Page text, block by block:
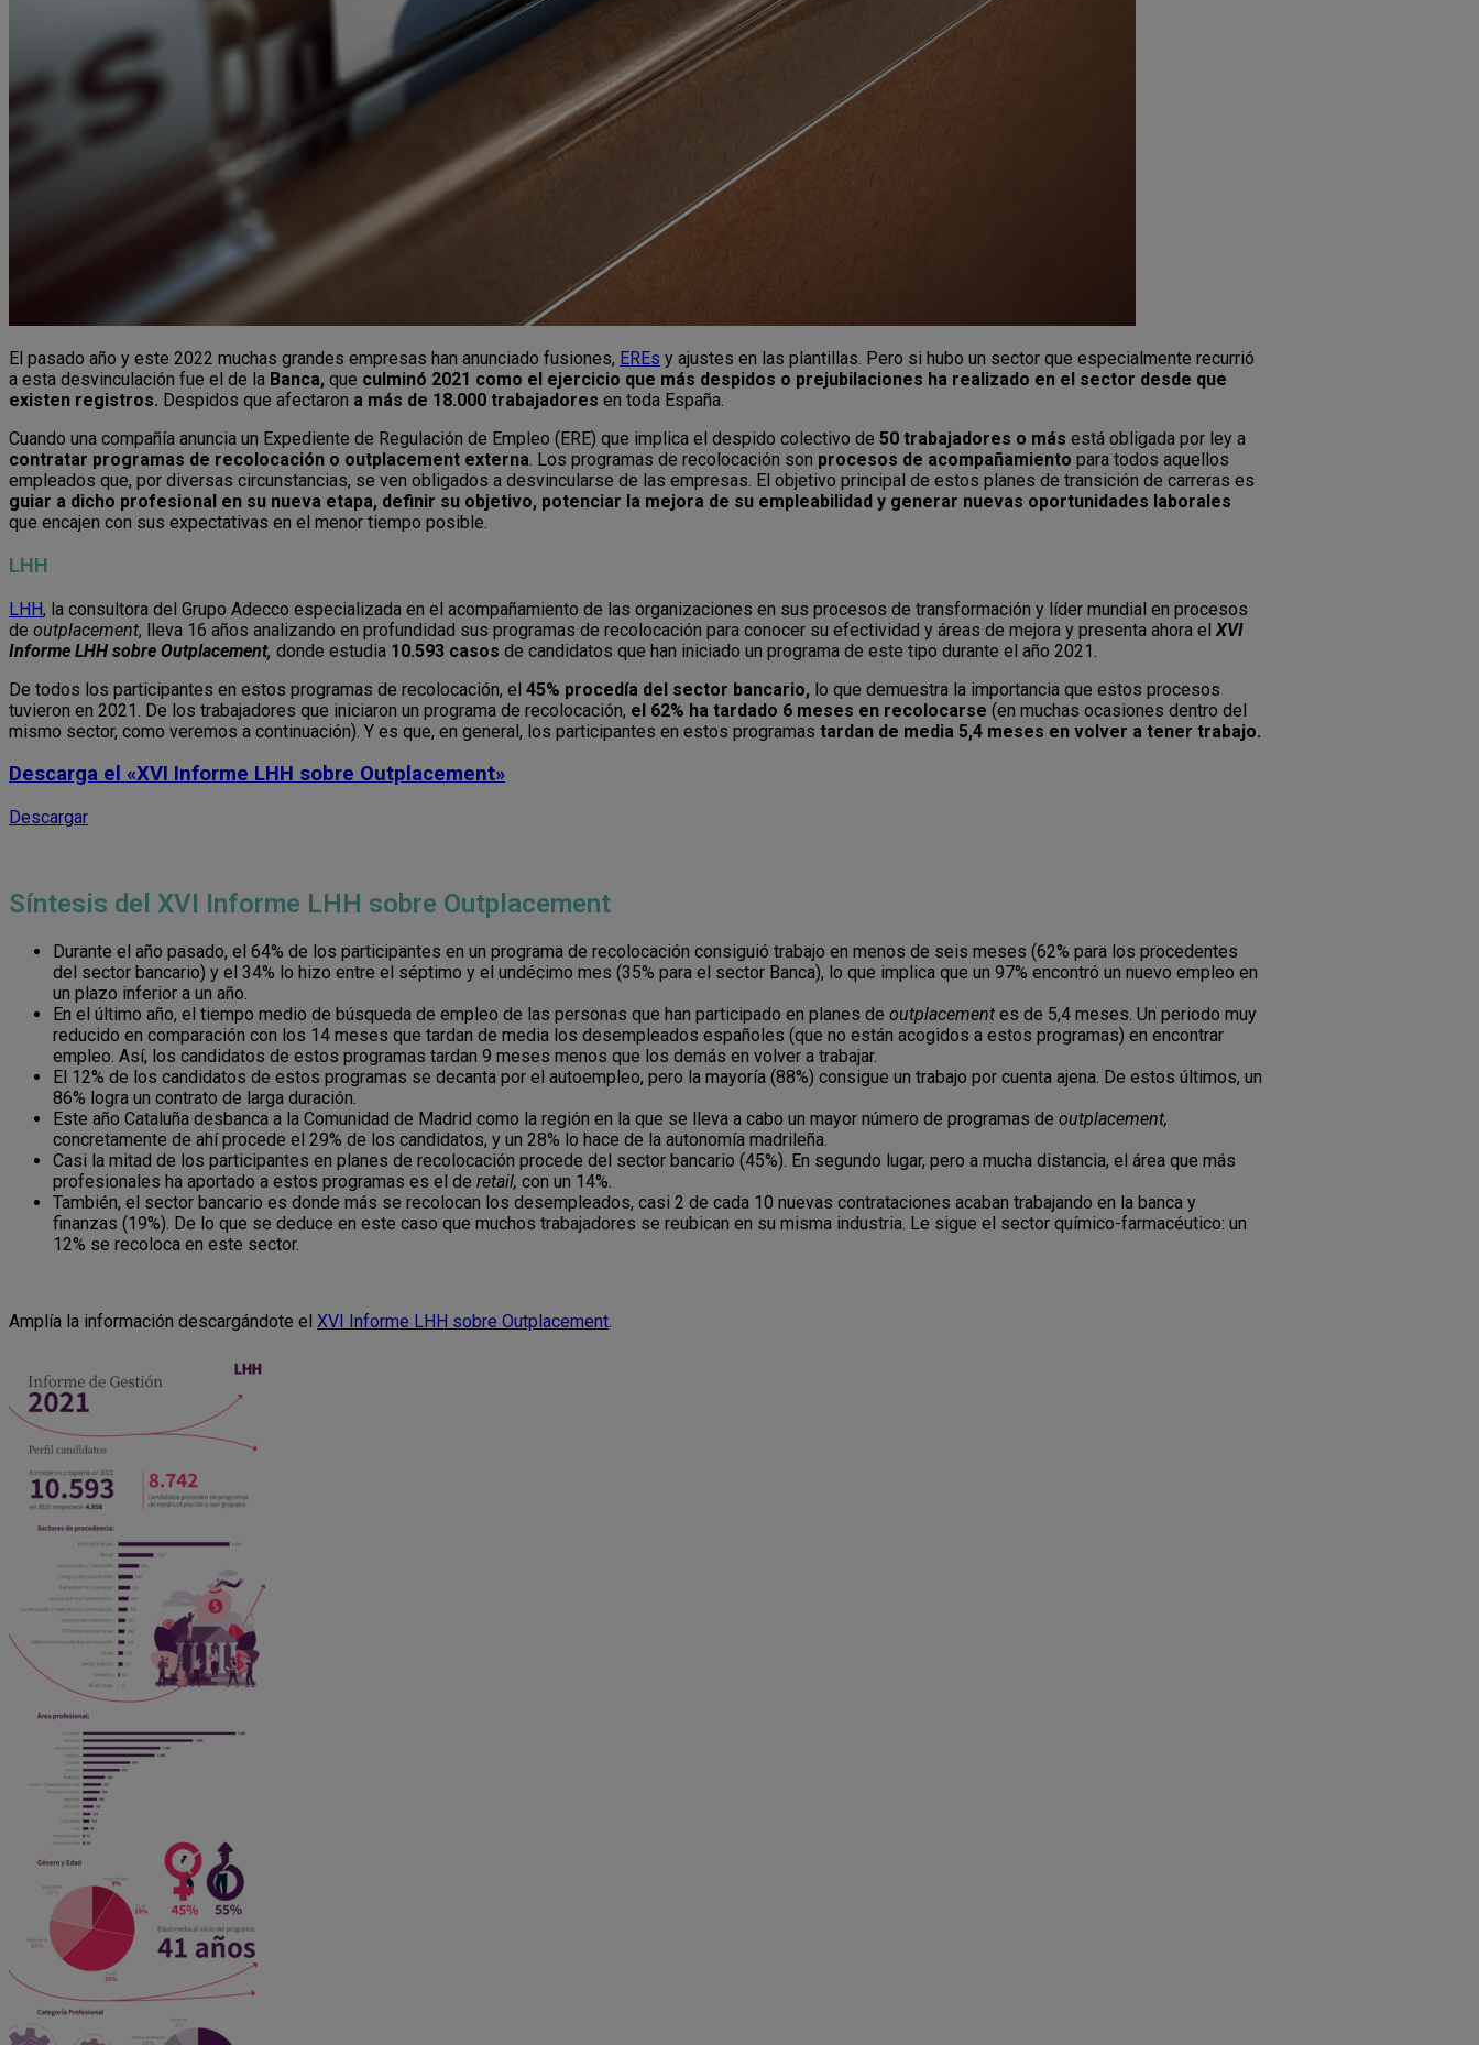
El pasado año y este 2022 muchas grandes empresas han anunciado fusiones, EREs y ajustes en las plantillas. Pero si hubo un sector que especialmente recurrió
a esta desvinculación fue el de la Banca, que culminó 2021 como el ejercicio que más despidos o prejubilaciones ha realizado en el sector desde que
existen registros. Despidos que afectaron a más de 18.000 trabajadores en toda España.
Cuando una compañía anuncia un Expediente de Regulación de Empleo (ERE) que implica el despido colectivo de 50 trabajadores o más está obligada por ley a
contratar programas de recolocación o outplacement externa. Los programas de recolocación son procesos de acompañamiento para todos aquellos
empleados que, por diversas circunstancias, se ven obligados a desvincularse de las empresas. El objetivo principal de estos planes de transición de carreras es
guiar a dicho profesional en su nueva etapa, definir su objetivo, potenciar la mejora de su empleabilidad y generar nuevas oportunidades laborales
que encajen con sus expectativas en el menor tiempo posible.
LHH
LHH, la consultora del Grupo Adecco especializada en el acompañamiento de las organizaciones en sus procesos de transformación y líder mundial en procesos
de outplacement, lleva 16 años analizando en profundidad sus programas de recolocación para conocer su efectividad y áreas de mejora y presenta ahora el XVI
Informe LHH sobre Outplacement, donde estudia 10.593 casos de candidatos que han iniciado un programa de este tipo durante el año 2021.
De todos los participantes en estos programas de recolocación, el 45% procedía del sector bancario, lo que demuestra la importancia que estos procesos
tuvieron en 2021. De los trabajadores que iniciaron un programa de recolocación, el 62% ha tardado 6 meses en recolocarse (en muchas ocasiones dentro del
mismo sector, como veremos a continuación). Y es que, en general, los participantes en estos programas tardan de media 5,4 meses en volver a tener trabajo.
Descarga el «XVI Informe LHH sobre Outplacement»
Descargar
Síntesis del XVI Informe LHH sobre Outplacement
Durante el año pasado, el 64% de los participantes en un programa de recolocación consiguió trabajo en menos de seis meses (62% para los procedentes
del sector bancario) y el 34% lo hizo entre el séptimo y el undécimo mes (35% para el sector Banca), lo que implica que un 97% encontró un nuevo empleo en
un plazo inferior a un año.
En el último año, el tiempo medio de búsqueda de empleo de las personas que han participado en planes de outplacement es de 5,4 meses. Un periodo muy
reducido en comparación con los 14 meses que tardan de media los desempleados españoles (que no están acogidos a estos programas) en encontrar
empleo. Así, los candidatos de estos programas tardan 9 meses menos que los demás en volver a trabajar.
El 12% de los candidatos de estos programas se decanta por el autoempleo, pero la mayoría (88%) consigue un trabajo por cuenta ajena. De estos últimos, un
86% logra un contrato de larga duración.
Este año Cataluña desbanca a la Comunidad de Madrid como la región en la que se lleva a cabo un mayor número de programas de outplacement,
concretamente de ahí procede el 29% de los candidatos, y un 28% lo hace de la autonomía madrileña.
Casi la mitad de los participantes en planes de recolocación procede del sector bancario (45%). En segundo lugar, pero a mucha distancia, el área que más
profesionales ha aportado a estos programas es el de retail, con un 14%.
También, el sector bancario es donde más se recolocan los desempleados, casi 2 de cada 10 nuevas contrataciones acaban trabajando en la banca y
finanzas (19%). De lo que se deduce en este caso que muchos trabajadores se reubican en su misma industria. Le sigue el sector químico-farmacéutico: un
12% se recoloca en este sector.
Amplía la información descargándote el XVI Informe LHH sobre Outplacement.